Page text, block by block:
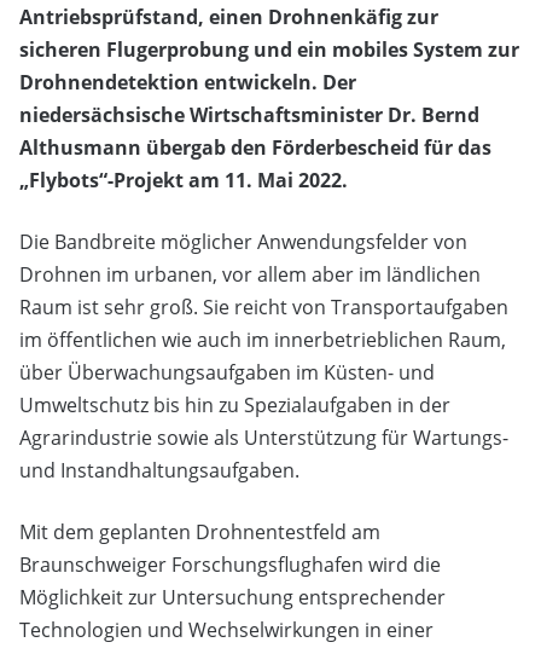
Antriebsprüfstand, einen Drohnenkäfig zur
sicheren Flugerprobung und ein mobiles System zur
Drohnendetektion entwickeln. Der
niedersächsische Wirtschaftsminister Dr. Bernd
Althusmann übergab den Förderbescheid für das
„Flybots“-Projekt am 11. Mai 2022.
Die Bandbreite möglicher Anwendungsfelder von
Drohnen im urbanen, vor allem aber im ländlichen
Raum ist sehr groß. Sie reicht von Transportaufgaben
im öffentlichen wie auch im innerbetrieblichen Raum,
über Überwachungsaufgaben im Küsten- und
Umweltschutz bis hin zu Spezialaufgaben in der
Agrarindustrie sowie als Unterstützung für Wartungs-
und Instandhaltungsaufgaben.
Mit dem geplanten Drohnentestfeld am
Braunschweiger Forschungsflughafen wird die
Möglichkeit zur Untersuchung entsprechender
Technologien und Wechselwirkungen in einer